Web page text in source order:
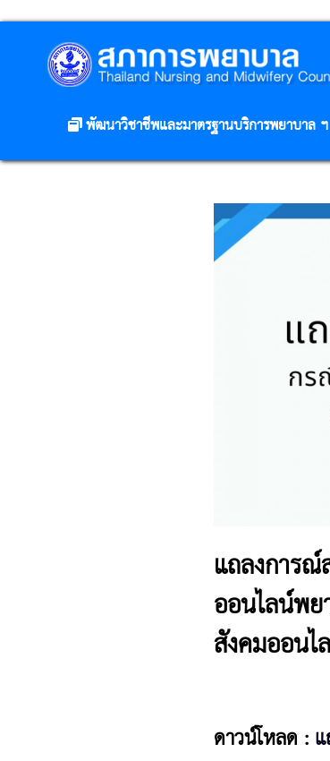
พัฒนาวิชาชีพและมาตรฐานบริการพยาบาล ฯ
แถลงการ
ออนไลน์พ
สังคมออนไ
ดาวน์โหลด :